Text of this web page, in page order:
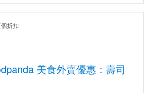
折扣
美食外賣優惠：壽司